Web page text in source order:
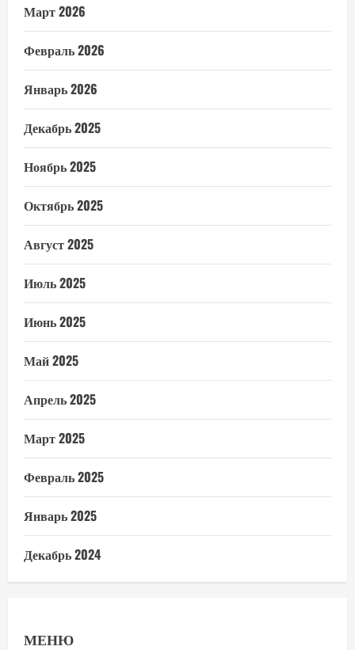
Март 2026
Февраль 2026
Январь 2026
Декабрь 2025
Ноябрь 2025
Октябрь 2025
Август 2025
Июль 2025
Июнь 2025
Май 2025
Апрель 2025
Март 2025
Февраль 2025
Январь 2025
Декабрь 2024
МЕНЮ